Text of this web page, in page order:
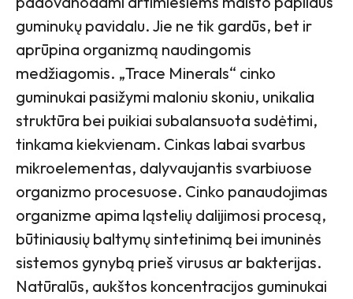
guminukų pavidalu. Jie ne tik gardūs, bet ir
aprūpina organizmą naudingomis
medžiagomis. „Trace Minerals“ cinko
guminukai pasižymi maloniu skoniu, unikalia
struktūra bei puikiai subalansuota sudėtimi,
tinkama kiekvienam. Cinkas labai svarbus
mikroelementas, dalyvaujantis svarbiuose
organizmo procesuose. Cinko panaudojimas
organizme apima ląstelių dalijimosi procesą,
būtiniausių baltymų sintetinimą bei imuninės
sistemos gynybą prieš virusus ar bakterijas.
Natūralūs, aukštos koncentracijos guminukai